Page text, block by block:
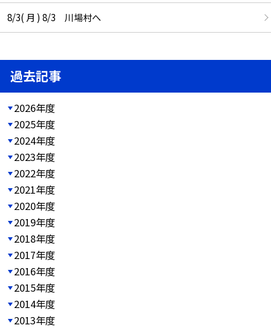
8/3( 月 ) 8/3 川場村へ
過去記事
2026年度
2025年度
2024年度
2023年度
2022年度
2021年度
2020年度
2019年度
2018年度
2017年度
2016年度
2015年度
2014年度
2013年度